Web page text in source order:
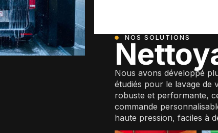
NOS SOLUTIONS
Nous avons développé
étudiés pour le lavage de
robuste et performante,
commande
haute pression, faciles à